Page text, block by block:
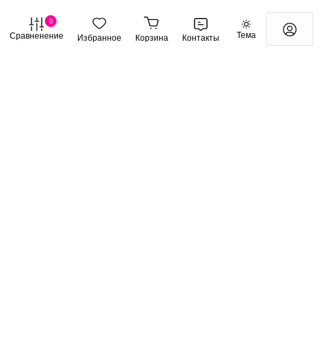
0
Сравненение Избранное Корзина Контакты Тема